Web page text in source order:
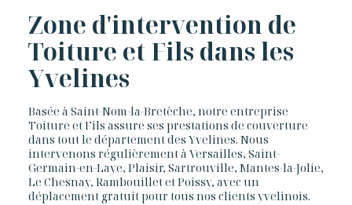
Zone d'intervention de
Toiture et Fils dans les
Yvelines
Basée à Saint-Nom-la-Bretèche, notre entreprise
Toiture et Fils assure ses prestations de couverture
dans tout le département des Yvelines. Nous
intervenons régulièrement à Versailles, Saint-
Germain-en-Laye, Plaisir, Sartrouville, Mantes-la-Jolie,
Le Chesnay, Rambouillet et Poissy, avec un
déplacement gratuit pour tous nos clients yvelinois.